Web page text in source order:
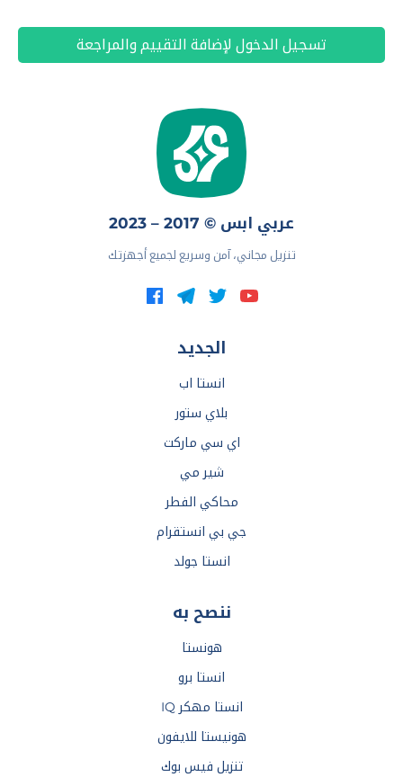
تسجيل الدخول لإضافة التقييم والمراجعة
عربي ابس © 2017 – 2023
تنزيل مجاني، آمن وسريع لجميع أجهزتك
الجديد
انستا اب
بلاي ستور
اي سي ماركت
شير مي
محاكي الفطر
جي بي انستقرام
انستا جولد
ننصح به
هونستا
انستا برو
انستا مهكر IQ
هونيستا للايفون
تنزيل فيس بوك